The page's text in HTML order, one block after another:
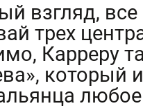
взгляд,
трех
Карреру
который